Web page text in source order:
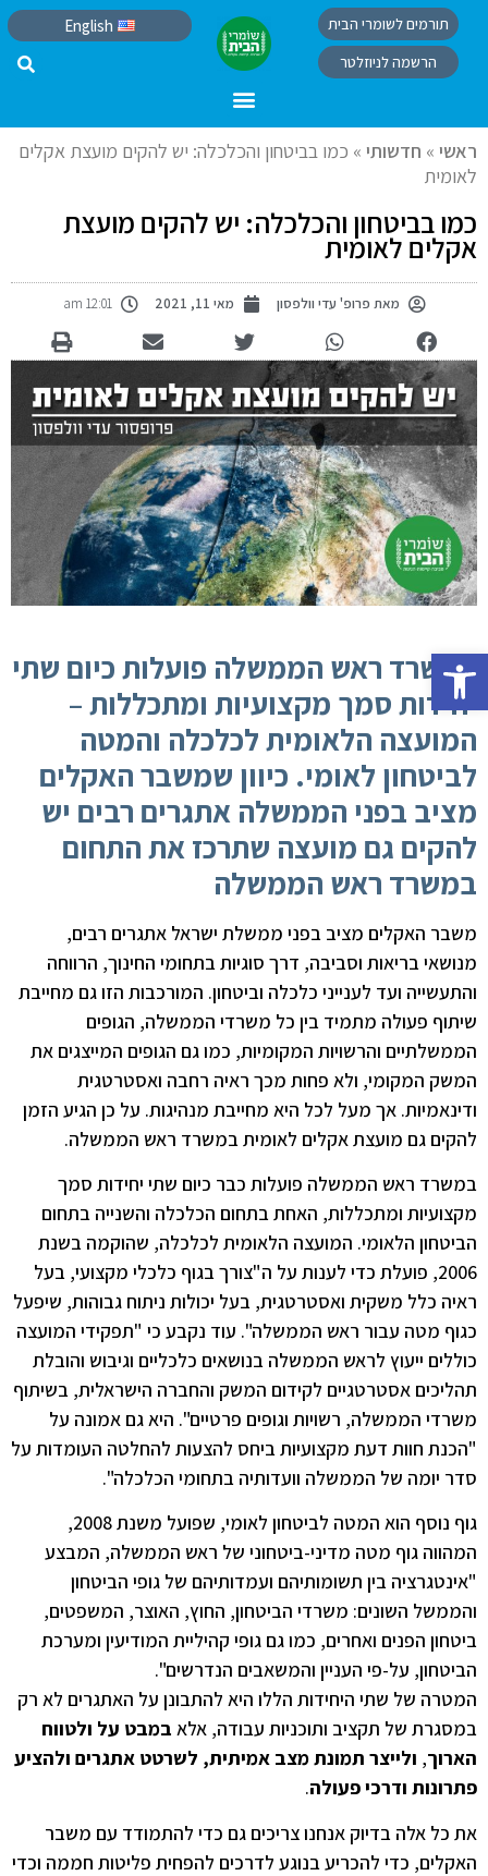
פתח סרגל נגישות
תורמים לשומרי הבית
הרשמה לניוזלטר
English
ראשי » חדשותי » כמו בביטחון והכלכלה: יש להקים מועצת אקלים
לאומית
כמו בביטחון והכלכלה: יש להקים מועצת
אקלים לאומית
מאת פרופ' עדי וולפסון מאי 11, 2021 12:01 am
במשרד ראש הממשלה פועלות כיום שתי
יחידות סמך מקצועיות ומתכללות –
המועצה הלאומית לכלכלה והמטה
לביטחון לאומי. כיוון שמשבר האקלים
מציב בפני הממשלה אתגרים רבים יש
להקים גם מועצה שתרכז את התחום
במשרד ראש הממשלה
משבר האקלים מציב בפני ממשלת ישראל אתגרים רבים,
מנושאי בריאות וסביבה, דרך סוגיות בתחומי החינוך, הרווחה
והתעשייה ועד לענייני כלכלה וביטחון. המורכבות הזו גם מחייבת
שיתוף פעולה מתמיד בין כל משרדי הממשלה, הגופים
הממשלתיים והרשויות המקומיות, כמו גם הגופים המייצגים את
המשק המקומי, ולא פחות מכך ראיה רחבה ואסטרטגית
ודינאמיות. אך מעל לכל היא מחייבת מנהיגות. על כן הגיע הזמן
להקים גם מועצת אקלים לאומית במשרד ראש הממשלה.
במשרד ראש הממשלה פועלות כבר כיום שתי יחידות סמך
מקצועיות ומתכללות, האחת בתחום הכלכלה והשנייה בתחום
הביטחון הלאומי. המועצה הלאומית לכלכלה, שהוקמה בשנת
2006, פועלת כדי לענות על ה"צורך בגוף כלכלי מקצועי, בעל
ראיה כלל משקית ואסטרטגית, בעל יכולות ניתוח גבוהות, שיפעל
כגוף מטה עבור ראש הממשלה". עוד נקבע כי "תפקידי המועצה
כוללים ייעוץ לראש הממשלה בנושאים כלכליים וגיבוש והובלת
תהליכים אסטרטגיים לקידום המשק והחברה הישראלית, בשיתוף
משרדי הממשלה, רשויות וגופים פרטיים". היא גם אמונה על
"הכנת חוות דעת מקצועיות ביחס להצעות להחלטה העומדות על
סדר יומה של הממשלה וועדותיה בתחומי הכלכלה".
גוף נוסף הוא המטה לביטחון לאומי, שפועל משנת 2008,
המהווה גוף מטה מדיני-ביטחוני של ראש הממשלה, המבצע
"אינטגרציה בין תשומותיהם ועמדותיהם של גופי הביטחון
והממשל השונים: משרדי הביטחון, החוץ, האוצר, המשפטים,
ביטחון הפנים ואחרים, כמו גם גופי קהיליית המודיעין ומערכת
הביטחון, על-פי העניין והמשאבים הנדרשים".
המטרה של שתי היחידות הללו היא להתבונן על האתגרים לא רק
במסגרת של תקציב ותוכניות עבודה, אלא במבט על ולטווח
הארוך, ולייצר תמונת מצב אמיתית, לשרטט אתגרים ולהציע
פתרונות ודרכי פעולה.
את כל אלה בדיוק אנחנו צריכים גם כדי להתמודד עם משבר
האקלים, כדי להכריע בנוגע לדרכים להפחית פליטות חממה וכדי